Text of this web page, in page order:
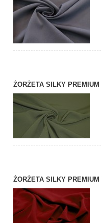
ŻORŻETA SILKY
ŻORŻETA SILKY